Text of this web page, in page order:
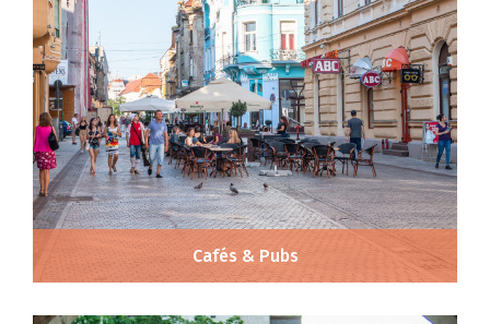
Cafés & Pubs